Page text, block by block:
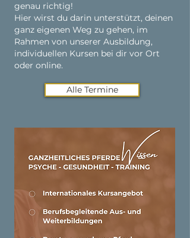
genau richtig!
Hier wirst du darin unterstützt, deinen
ganz eigenen Weg zu gehen, im
Rahmen von unserer Ausbildung,
individuellen Kursen bei dir vor Ort
oder online.
Alle Termine